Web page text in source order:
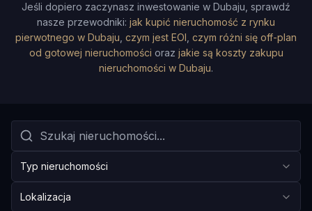
Jeśli dopiero zaczynasz inwestowanie w Dubaju, sprawdź
nasze przewodniki: jak kupić nieruchomość z rynku
pierwotnego w Dubaju czym jest EOI czym różni się off-plan
od gotowej nieruchomości oraz jakie są koszty zakupu
nieruchomości w Dubaju.
Typ nieruchomości
Lokalizacja